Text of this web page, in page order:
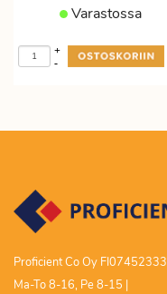
Varastossa
-
+
Proficient Co Oy FI07452333
Ma-To 8-16, Pe 8-15 |